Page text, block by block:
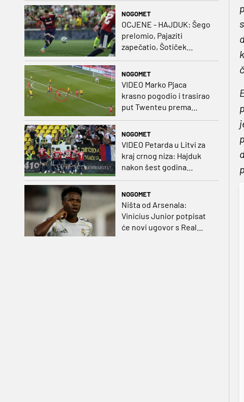
NOGOMET
OCJENE - HAJDUK: Šego
prelomio, Pajaziti
zapečatio, Šotiček
NOGOMET
VIDEO Marko Pjaca
krasno pogodio i trasirao
put Twenteu prema
važnoj pobjedi
NOGOMET
VIDEO Petarda u Litvi za
kraj crnog niza: Hajduk
nakon šest godina
NOGOMET
Ništa od Arsenala:
Vinicius Junior potpisat
će novi ugovor s Real